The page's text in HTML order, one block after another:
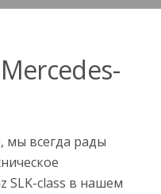
мы всегда рады
SLK-сlass в нашем